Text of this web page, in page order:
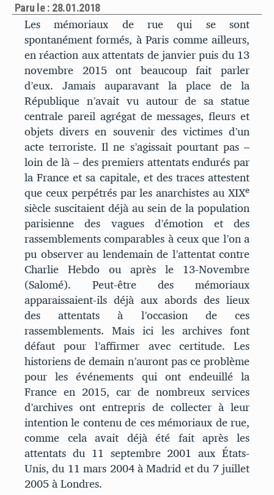
Paru le : 28.01.2018
Les mémoriaux de rue qui se sont
spontanément formés, à Paris comme ailleurs,
en réaction aux attentats de janvier puis du 13
novembre 2015 ont beaucoup fait parler
d’eux. Jamais auparavant la place de la
République n’avait vu autour de sa statue
centrale pareil agrégat de messages, fleurs et
objets divers en souvenir des victimes d’un
acte terroriste. Il ne s’agissait pourtant pas –
loin de là – des premiers attentats endurés par
la France et sa capitale, et des traces attestent
que ceux perpétrés par les anarchistes au XIXe
siècle suscitaient déjà au sein de la population
parisienne des vagues d’émotion et des
rassemblements comparables à ceux que l’on a
pu observer au lendemain de l’attentat contre
Charlie Hebdo ou après le 13-Novembre
(Salomé). Peut-être des mémoriaux
apparaissaient-ils déjà aux abords des lieux
des attentats à l’occasion de ces
rassemblements. Mais ici les archives font
défaut pour l’affirmer avec certitude. Les
historiens de demain n’auront pas ce problème
pour les événements qui ont endeuillé la
France en 2015, car de nombreux services
d’archives ont entrepris de collecter à leur
intention le contenu de ces mémoriaux de rue,
comme cela avait déjà été fait après les
attentats du 11 septembre 2001 aux États-
Unis, du 11 mars 2004 à Madrid et du 7 juillet
2005 à Londres.